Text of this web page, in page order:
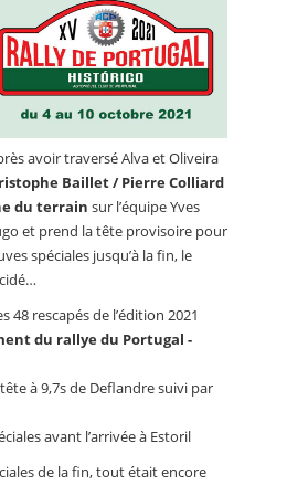
avoir traversé Alva et Oliveira
Baillet / Pierre Colliard
du terrain sur l’équipe Yves
et prend la tête provisoire pour
spéciales jusqu’à la fin, le
48 rescapés de l’édition 2021
du rallye du Portugal -
à 9,7s de Deflandre suivi par
avant l’arrivée à Estoril
de la fin, tout était encore